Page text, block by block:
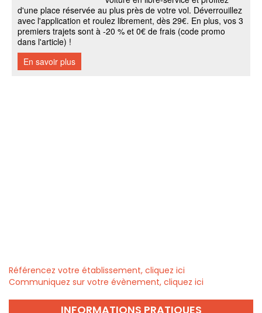
Référencez votre établissement, cliquez ici
Communiquez sur votre évènement, cliquez ici
INFORMATIONS PRATIQUES